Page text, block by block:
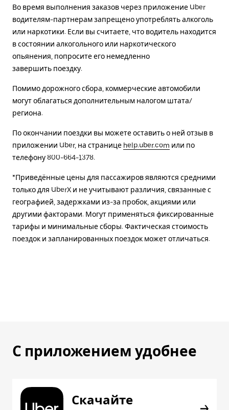
Во время выполнения заказов через приложение Uber
водителям-партнерам запрещено употреблять алкоголь
или наркотики. Если вы считаете, что водитель находится
в состоянии алкогольного или наркотического
опьянения, попросите его немедленно
завершить поездку.
Помимо дорожного сбора, коммерческие автомобили
могут облагаться дополнительным налогом штата/
региона.
По окончании поездки вы можете оставить о ней отзыв в
приложении Uber, на странице help.uber.com или по
телефону 800-664-1378.
*Приведённые цены для пассажиров являются средними
только для UberX и не учитывают различия, связанные с
географией, задержками из-за пробок, акциями или
другими факторами. Могут применяться фиксированные
тарифы и минимальные сборы. Фактическая стоимость
поездок и запланированных поездок может отличаться.
С приложением удобнее
Скачайте